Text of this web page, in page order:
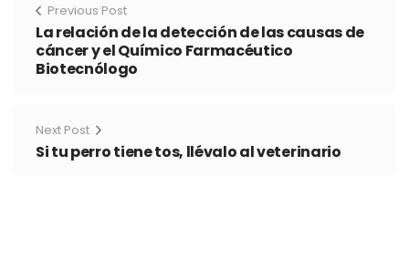
Previous Post
La relación de la detección de las causas de
cáncer y el Químico Farmacéutico
Biotecnólogo
Next Post
Si tu perro tiene tos, llévalo al veterinario